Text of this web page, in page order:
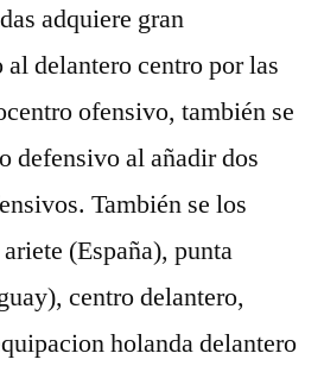
adquiere gran
delantero centro por las
ofensivo, también se
defensivo al añadir dos
También se los
(España), punta
centro delantero,
holanda delantero